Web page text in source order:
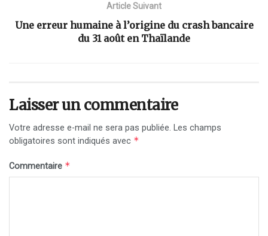
Article Suivant
Une erreur humaine à l’origine du crash bancaire
du 31 août en Thaïlande
Laisser un commentaire
Votre adresse e-mail ne sera pas publiée. Les champs
obligatoires sont indiqués avec *
Commentaire *